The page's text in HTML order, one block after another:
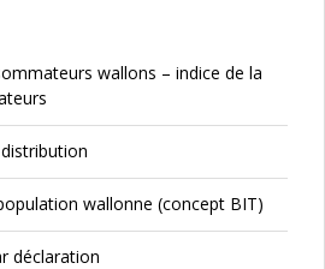
wallons – indice de la
wallonne (concept BIT)
déclaration